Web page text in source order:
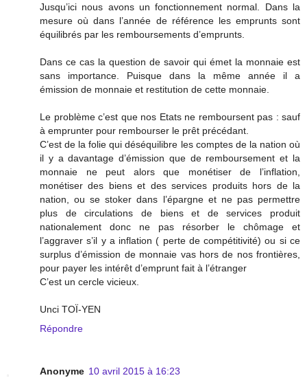
Jusqu’ici nous avons un fonctionnement normal. Dans la
mesure où dans l’année de référence les emprunts sont
équilibrés par les remboursements d’emprunts.
Dans ce cas la question de savoir qui émet la monnaie est
sans importance. Puisque dans la même année il a
émission de monnaie et restitution de cette monnaie.
Le problème c’est que nos Etats ne remboursent pas : sauf
à emprunter pour rembourser le prêt précédant.
C’est de la folie qui déséquilibre les comptes de la nation où
il y a davantage d’émission que de remboursement et la
monnaie ne peut alors que monétiser de l’inflation,
monétiser des biens et des services produits hors de la
nation, ou se stoker dans l’épargne et ne pas permettre
plus de circulations de biens et de services produit
nationalement donc ne pas résorber le chômage et
l’aggraver s’il y a inflation ( perte de compétitivité) ou si ce
surplus d’émission de monnaie vas hors de nos frontières,
pour payer les intérêt d’emprunt fait à l’étranger
C’est un cercle vicieux.
Unci TOÏ-YEN
Répondre
Anonyme 10 avril 2015 à 16:23